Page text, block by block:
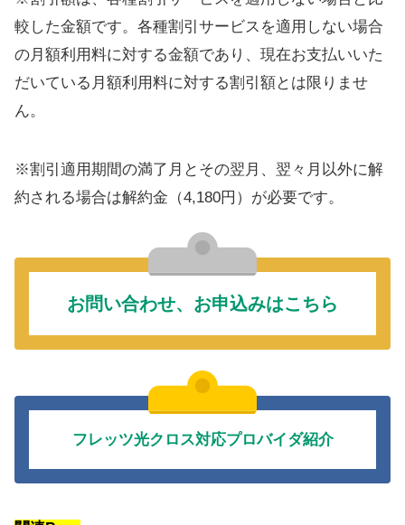
較した金額です。各種割引サービスを適用しない場合
の月額利用料に対する金額であり、現在お支払いいた
だいている月額利用料に対する割引額とは限りませ
ん。
※割引適用期間の満了月とその翌月、翌々月以外に解
約される場合は解約金（4,180円）が必要です。
お問い合わせ、お申込みはこちら
フレッツ光クロス対応プロバイダ紹介